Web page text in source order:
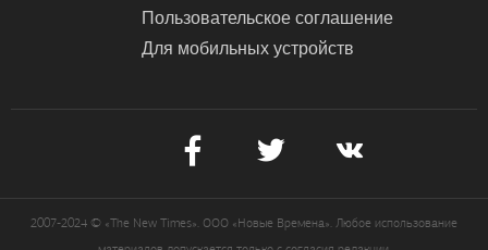
Пользовательское соглашение
Для мобильных устройств
2007-2024 © «The New Times». ООО «Новые Времена». Любое использование